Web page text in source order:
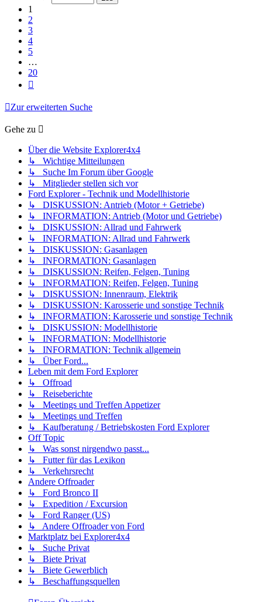
1
2
3
4
5
…
20
Zur erweiterten Suche
Gehe zu
Über die Website Explorer4x4
↳ Wichtige Mitteilungen
↳ Suche Im Forum über Google
↳ Mitglieder stellen sich vor
Ford Explorer - Technik und Modellhistorie
↳ DISKUSSION: Antrieb (Motor + Getriebe)
↳ INFORMATION: Antrieb (Motor und Getriebe)
↳ DISKUSSION: Allrad und Fahrwerk
↳ INFORMATION: Allrad und Fahrwerk
↳ DISKUSSION: Gasanlagen
↳ INFORMATION: Gasanlagen
↳ DISKUSSION: Reifen, Felgen, Tuning
↳ INFORMATION: Reifen, Felgen, Tuning
↳ DISKUSSION: Innenraum, Elektrik
↳ DISKUSSION: Karosserie und sonstige Technik
↳ INFORMATION: Karosserie und sonstige Technik
↳ DISKUSSION: Modellhistorie
↳ INFORMATION: Modellhistorie
↳ INFORMATION: Technik allgemein
↳ Über Ford...
Leben mit dem Ford Explorer
↳ Offroad
↳ Reiseberichte
↳ Meetings und Treffen Appetizer
↳ Meetings und Treffen
↳ Kaufberatung / Betriebskosten Ford Explorer
Off Topic
↳ Was sonst nirgendwo passt...
↳ Futter für das Lexikon
↳ Verkehrsrecht
Andere Offroader
↳ Ford Bronco II
↳ Expedition / Excursion
↳ Ford Ranger (US)
↳ Andere Offroader von Ford
Marktplatz bei Explorer4x4
↳ Suche Privat
↳ Biete Privat
↳ Biete Gewerblich
↳ Beschaffungsquellen